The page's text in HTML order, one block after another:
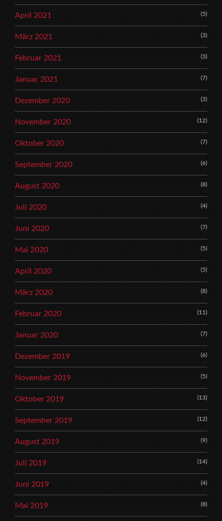
April 2021 (5)
März 2021 (3)
Februar 2021 (3)
Januar 2021 (7)
Dezember 2020 (3)
November 2020 (12)
Oktober 2020 (7)
September 2020 (6)
August 2020 (8)
Juli 2020 (4)
Juni 2020 (7)
Mai 2020 (5)
April 2020 (5)
März 2020 (8)
Februar 2020 (11)
Januar 2020 (7)
Dezember 2019 (6)
November 2019 (5)
Oktober 2019 (13)
September 2019 (12)
August 2019 (9)
Juli 2019 (14)
Juni 2019 (4)
Mai 2019 (8)